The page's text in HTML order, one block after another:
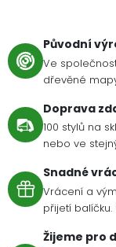
Původní
Ve
dřevěné
Doprava
100 stylů na
nebo ve
Snadné
Vrácení a
přijetí
Žijeme pro